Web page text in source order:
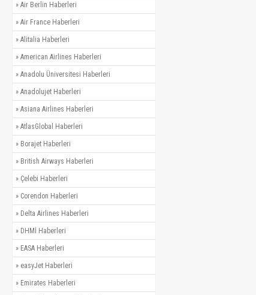
» Air Berlin Haberleri
» Air France Haberleri
» Alitalia Haberleri
» American Airlines Haberleri
» Anadolu Üniversitesi Haberleri
» Anadolujet Haberleri
» Asiana Airlines Haberleri
» AtlasGlobal Haberleri
» Borajet Haberleri
» British Airways Haberleri
» Çelebi Haberleri
» Corendon Haberleri
» Delta Airlines Haberleri
» DHMİ Haberleri
» EASA Haberleri
» easyJet Haberleri
» Emirates Haberleri